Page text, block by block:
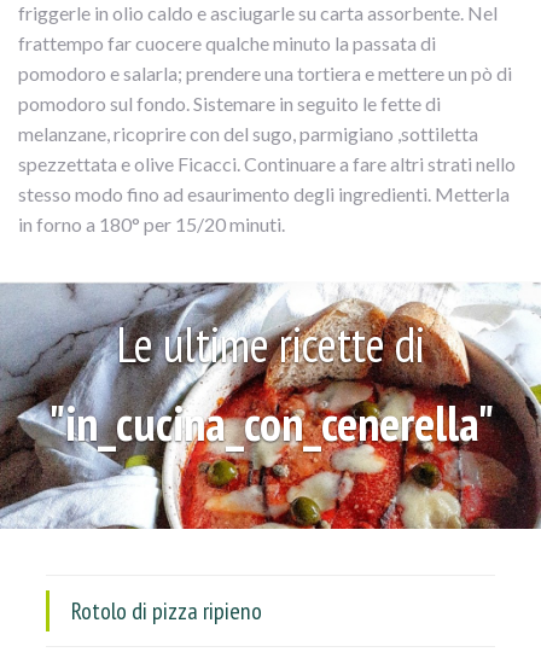
friggerle in olio caldo e asciugarle su carta assorbente. Nel
frattempo far cuocere qualche minuto la passata di
pomodoro e salarla; prendere una tortiera e mettere un pò di
pomodoro sul fondo. Sistemare in seguito le fette di
melanzane, ricoprire con del sugo, parmigiano ,sottiletta
spezzettata e olive Ficacci. Continuare a fare altri strati nello
stesso modo fino ad esaurimento degli ingredienti. Metterla
in forno a 180° per 15/20 minuti.
Le ultime ricette di
"in_cucina_con_cenerella"
Rotolo di pizza ripieno